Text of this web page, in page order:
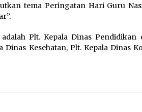
tema Peringatan Hari Guru
Plt. Kepala Dinas Pendidikan
Dinas Kesehatan, Plt. Kepala Dinas